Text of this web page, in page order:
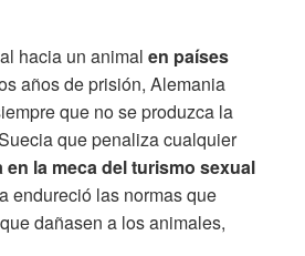
hacia un animal en países
años de prisión, Alemania
que no se produzca la
que penaliza cualquier
la meca del turismo sexual
endureció las normas que
dañasen a los animales,